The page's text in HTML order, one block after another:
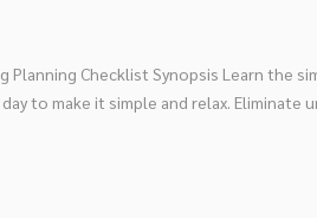
Planning Checklist Synopsis Learn the
to make it simple and relax. Eliminate